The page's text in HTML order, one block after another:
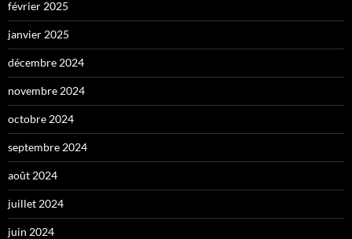
février 2025
janvier 2025
décembre 2024
novembre 2024
octobre 2024
septembre 2024
août 2024
juillet 2024
juin 2024